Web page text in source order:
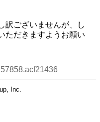
訳ございませんが、し
ただきますようお願い
Inc.